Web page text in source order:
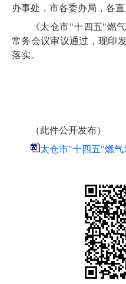
办事处，市各委办局，各
《太仓市"十四五"燃
常务会议审议通过，现印
落实。
（此件公开发布）
太仓市"十四五"燃气